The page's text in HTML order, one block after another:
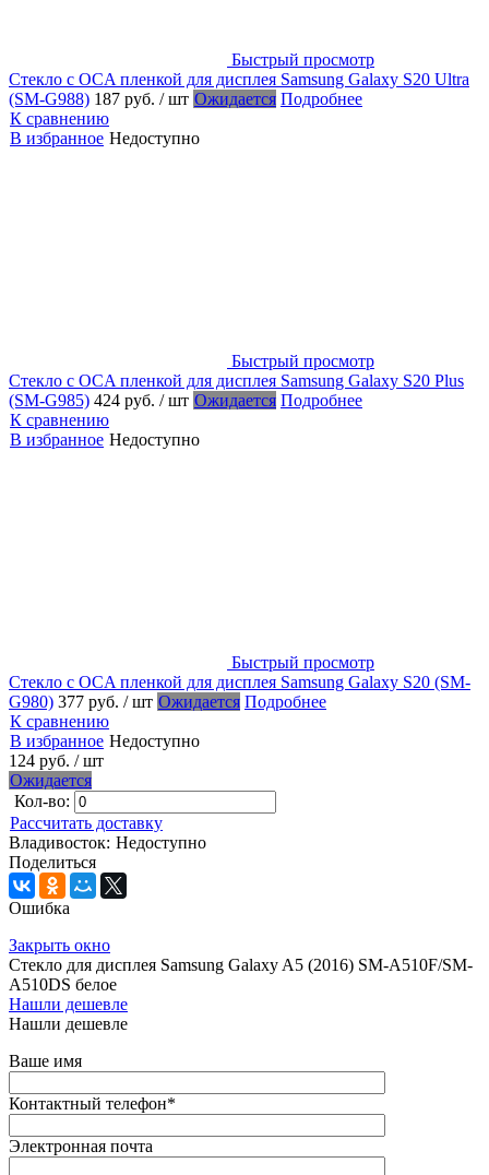
Быстрый просмотр
Стекло с OCA пленкой для дисплея Samsung Galaxy S20 Ultra
(SM-G988) 187 руб. / шт Ожидается Подробнее
К сравнению
В избранное Недоступно
Быстрый просмотр
Стекло с OCA пленкой для дисплея Samsung Galaxy S20 Plus
(SM-G985) 424 руб. / шт Ожидается Подробнее
К сравнению
В избранное Недоступно
Быстрый просмотр
Стекло с OCA пленкой для дисплея Samsung Galaxy S20 (SM-
G980) 377 руб. / шт Ожидается Подробнее
К сравнению
В избранное Недоступно
124 руб. / шт
Ожидается
Кол-во:
Рассчитать доставку
Владивосток: Недоступно
Поделиться
Ошибка
Закрыть окно
Стекло для дисплея Samsung Galaxy A5 (2016) SM-A510F/SM-
A510DS белое
Нашли дешевле
Нашли дешевле
Ваше имя
Контактный телефон*
Электронная почта